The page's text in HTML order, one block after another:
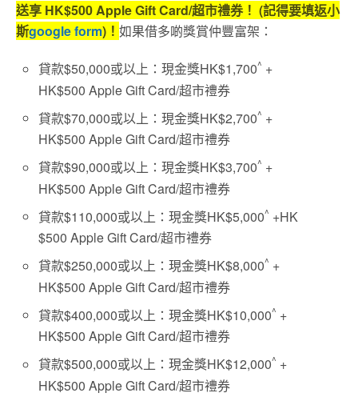
送享 HK$500 Apple Gift Card/超市禮券！ (記得要填返小
斯google form)！ 如果借多啲獎賞仲豐富架：
貸款$50,000或以上：現金獎HK$1,700^ +
HK$500 Apple Gift Card/超市禮券
貸款$70,000或以上：現金獎HK$2,700^ +
HK$500 Apple Gift Card/超市禮券
貸款$90,000或以上：現金獎HK$3,700^ +
HK$500 Apple Gift Card/超市禮券
貸款$110,000或以上：現金獎HK$5,000^ +HK
$500 Apple Gift Card/超市禮券
貸款$250,000或以上：現金獎HK$8,000^ +
HK$500 Apple Gift Card/超市禮券
貸款$400,000或以上：現金獎HK$10,000^ +
HK$500 Apple Gift Card/超市禮券
貸款$500,000或以上：現金獎HK$12,000^ +
HK$500 Apple Gift Card/超市禮券